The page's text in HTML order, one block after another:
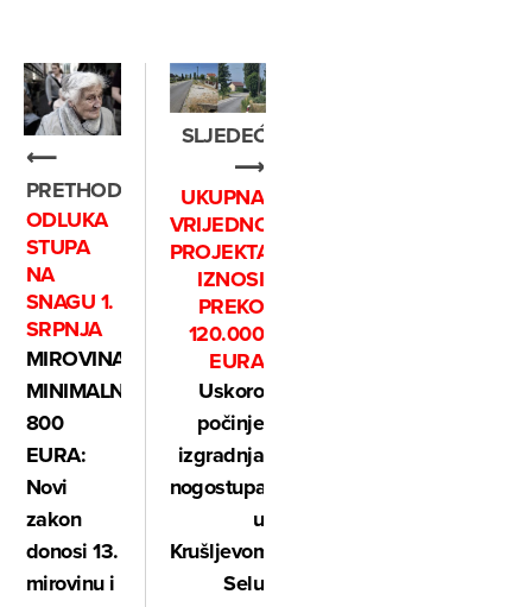
⟵
PRETHODNO
ODLUKA
STUPA
NA
SNAGU 1.
SRPNJA
MIROVINA
MINIMALNO
800
EURA:
Novi
zakon
donosi 13.
mirovinu i
SLJEDEĆE
⟶
UKUPNA
VRIJEDNOST
PROJEKTA
IZNOSI
PREKO
120.000
EURA
Uskoro
počinje
izgradnja
nogostupa
u
Krušljevom
Selu